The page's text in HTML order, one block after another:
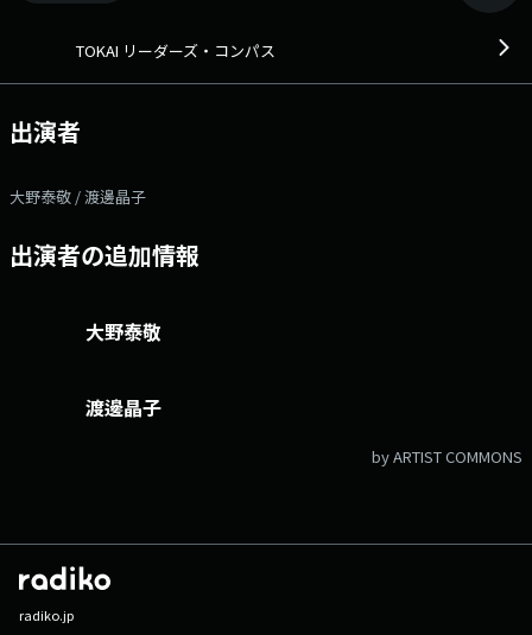
TOKAI リーダーズ・コンパス
出演者
大野泰敬 / 渡邊晶子
出演者の追加情報
大野泰敬
渡邊晶子
by ARTIST COMMONS
radiko.jp